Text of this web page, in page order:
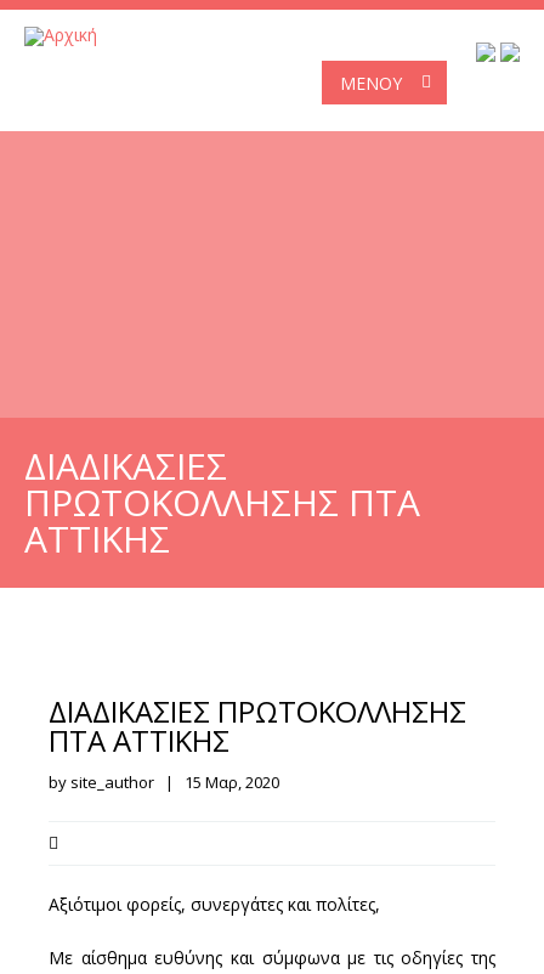
ΜΕΝΟΎ
ΔΙΑΔΙΚΑΣΙΕΣ
ΠΡΩΤΟΚΟΛΛΗΣΗΣ ΠΤΑ
ΑΤΤΙΚΗΣ
ΔΙΑΔΙΚΑΣΙΕΣ ΠΡΩΤΟΚΟΛΛΗΣΗΣ
ΠΤΑ ΑΤΤΙΚΗΣ
by site_author | 15 Μαρ, 2020
Αξιότιμοι φορείς, συνεργάτες και πολίτες,
Με αίσθημα ευθύνης και σύμφωνα με τις οδηγίες της